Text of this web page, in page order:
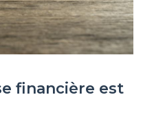
financière est